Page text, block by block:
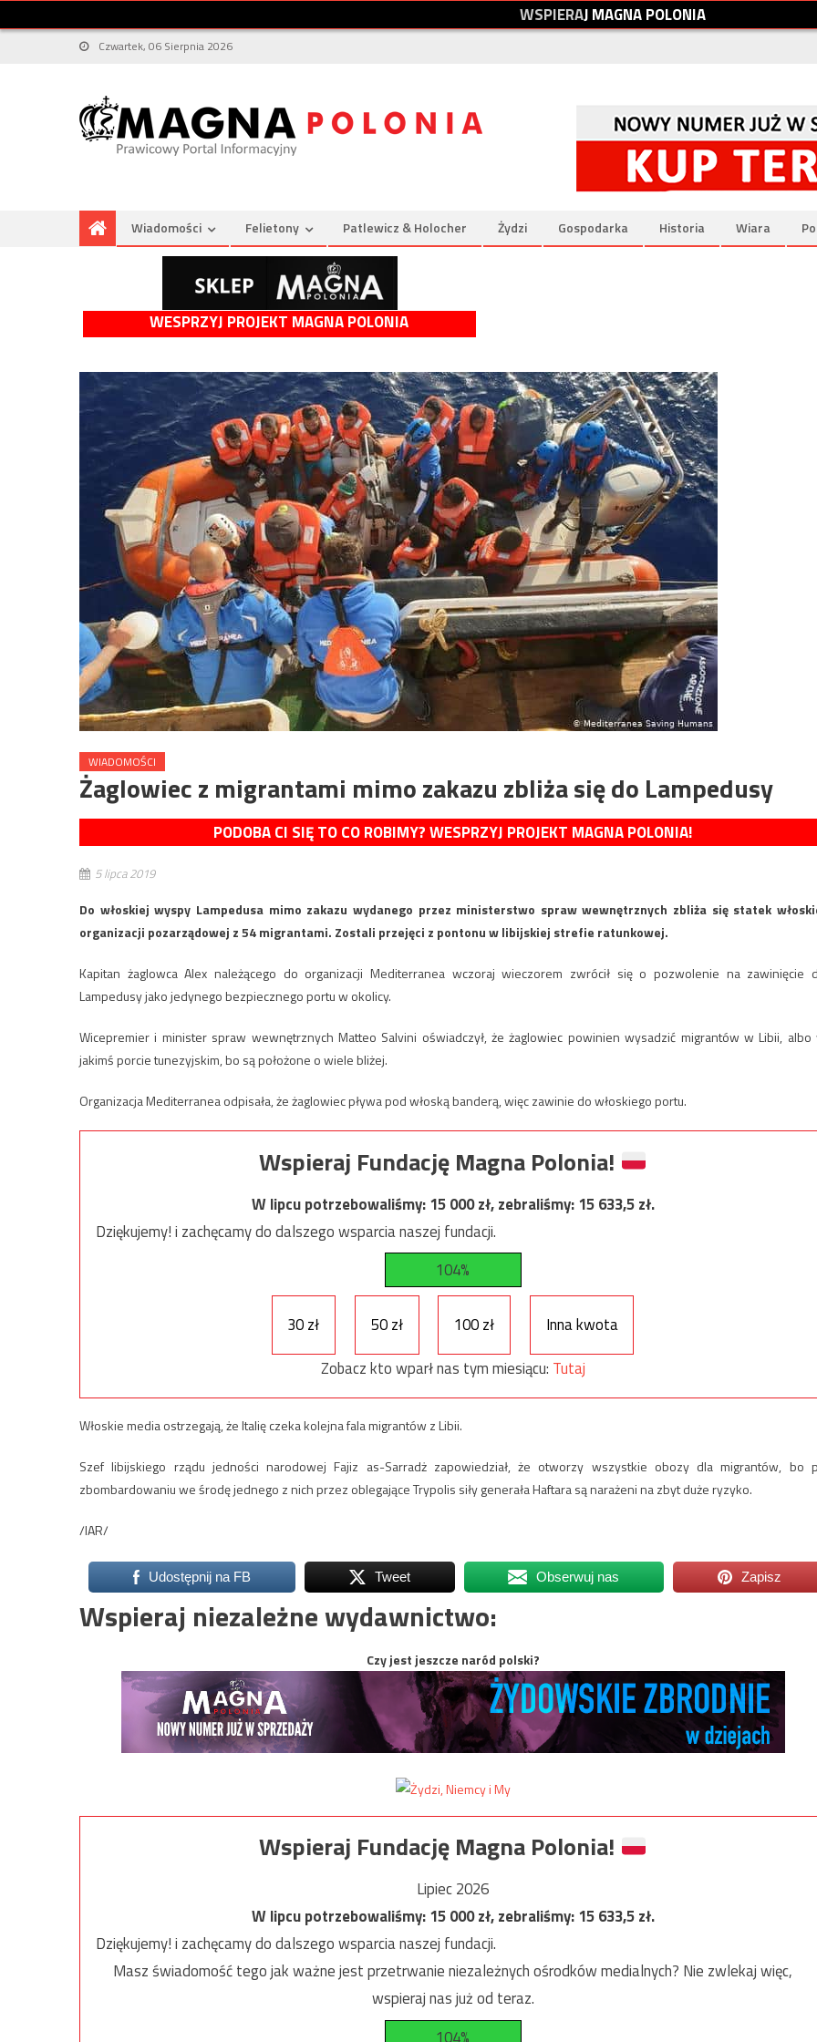
WSPIERAJMAGNAPOLONIA
Czwartek, 06 Sierpnia 2026
Wiadomości Felietony Patlewicz & Holocher Żydzi Gospodarka Historia Wiara
WESPRZYJ PROJEKT MAGNA POLONIA
WIADOMOŚCI
Żaglowiec z migrantami mimo zakazu zbliża się do Lampedusy
PODOBA CI SIĘ TO CO ROBIMY? WESPRZYJ PROJEKT MAGNA POLONIA!
5 lipca 2019
Do włoskiej wyspy Lampedusa mimo zakazu wydanego przez ministerstwo spraw wewnętrznych zbliża się statek
organizacji pozarządowej z 54 migrantami. Zostali przejęci z pontonu w libijskiej strefie ratunkowej.
Kapitan żaglowca Alex należącego do organizacji Mediterranea wczoraj wieczorem zwrócił się o pozwolenie na zawinięcie
Lampedusy jako jedynego bezpiecznego portu w okolicy.
Wicepremier i minister spraw wewnętrznych Matteo Salvini oświadczył, że żaglowiec powinien wysadzić migrantów w Libii, albo
jakimś porcie tunezyjskim, bo są położone o wiele bliżej.
Organizacja Mediterranea odpisała, że żaglowiec pływa pod włoską banderą, więc zawinie do włoskiego portu.
Wspieraj Fundację Magna Polonia!
W lipcu potrzebowaliśmy:15 000zł, zebraliśmy:15 633,5zł.
Dziękujemy! i zachęcamy do dalszego wsparcia naszej fundacji.
104%
30 zł 50 zł 100 zł
Inna kwota
Zobacz kto wparł nas tym miesiącu: Tutaj
Włoskie media ostrzegają, że Italię czeka kolejna fala migrantów z Libii.
Szef libijskiego rządu jedności narodowej Fajiz as-Sarradż zapowiedział, że otworzy wszystkie obozy dla migrantów, bo
zbombardowaniu we środę jednego z nich przez oblegające Trypolis siły generała Haftara są narażeni na zbyt duże ryzyko.
/IAR/
Udostępnij na FB Tweet Obserwuj nas Zapisz
Wspieraj niezależne wydawnictwo:
Czy jest jeszcze naród polski?
Wspieraj Fundację Magna Polonia!
Lipiec 2026
W lipcu potrzebowaliśmy:15 000zł, zebraliśmy:15 633,5zł.
Dziękujemy! i zachęcamy do dalszego wsparcia naszej fundacji.
Masz świadomość tego jak ważne jest przetrwanie niezależnych ośrodków medialnych? Nie zwlekaj więc,
wspieraj nas już od teraz.
104%